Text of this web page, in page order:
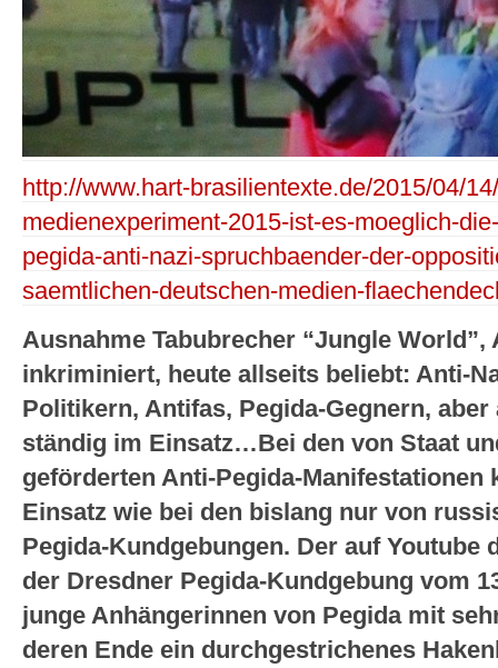
http://www.hart-brasilientexte.de/2015/04/
medienexperiment-2015-ist-es-moeglich-
pegida-anti-nazi-spruchbaender-der-
saemtlichen-deutschen-medien-
Ausnahme Tabubrecher “Jungle World”,
inkriminiert, heute allseits beliebt: Anti-
Politikern, Antifas, Pegida-Gegnern,
ständig im Einsatz…Bei den von Staat
geförderten Anti-Pegida-Manifestationen
Einsatz wie bei den bislang nur von
Pegida-Kundgebungen. Der auf Youtube
der Dresdner Pegida-Kundgebung vom
junge Anhängerinnen von Pegida mit
deren Ende ein durchgestrichenes